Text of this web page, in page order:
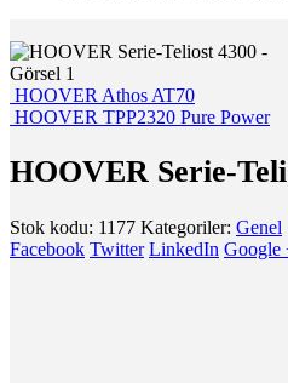
HOOVER Athos AT70
HOOVER TPP2320 Pure Power
HOOVER Serie-
Stok kodu: 1177 Kategoriler: Genel
Facebook Twitter LinkedIn Google